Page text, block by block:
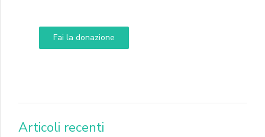
Fai la donazione
DONA
Articoli recenti